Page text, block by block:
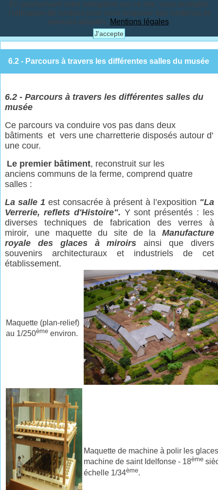
En poursuivant votre navigation sur ce site, vous acceptez
l'utilisation de cookies pour vous proposer des contenus et
services adaptés. Mentions légales.
J'accepte
6.2 - Parcours à travers les différentes salles du musée
6.2 - Parcours à travers les différentes salles du
musée
Ce parcours va conduire vos pas dans deux
bâtiments et vers une charretterie disposés autour d'
une cour.
Le premier bâtiment, reconstruit sur les
anciens communs de la ferme, comprend quatre
salles :
La salle 1 est consacrée à présent à l’exposition "La
Verrerie, reflets d'Histoire". Y sont présentés : les
diverses techniques de fabrication des verres à
miroir, une maquette du site de la Manufacture
royale des glaces
à miroirsainsi que divers
souvenirs architecturaux et industriels de cet
établissement.
Maquette (plan-relief)
au 1/250ème environ.
Maquette de machine à polir les
machine de saint Idelfonse - 18ème
échelle 1/34ème.